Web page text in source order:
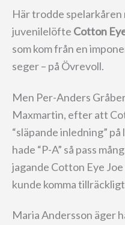
Här trodde spelarkåren
juvenilelöfte Cotton
som kom från en
seger – på Övrevoll.
Men Per-Anders
Maxmartin, efter att
“släpande inledning”
hade “P-A” så pass
jagande Cotton Eye
kunde komma
Maria Andersson äger